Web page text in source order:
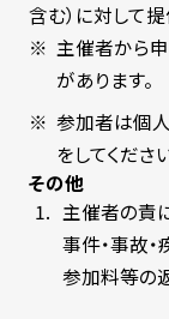
含む）に対して
主催者から
があります。
参加者は個
をしてくださ
その他
主催者の責
事件・事故
参加料等の